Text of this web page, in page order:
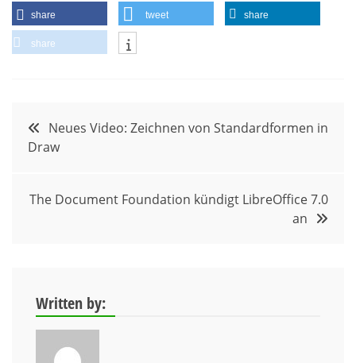
share tweet share
share
Beitragsnavigation
Neues Video: Zeichnen von Standardformen in
Draw
The Document Foundation kündigt LibreOffice 7.0
an
Written by: